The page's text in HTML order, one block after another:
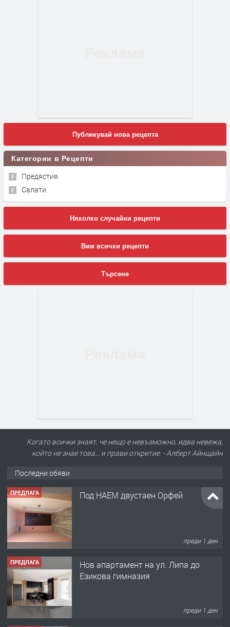
Публикувай нова рецепта
Категории в Рецепти
Предястия
Салати
Няколко случайни рецепти
Виж всички рецепти
Търсене
Когато всички знаят, че нещо е невъзможно, идва невежа,
който не знае това… и прави откритие. - Алберт Айнщайн
Последни обяви
ПРЕДЛАГА Под НАЕМ двустаен Орфей
преди 1 ден
ПРЕДЛАГА
Нов апартамент на ул. Липа до
Езикова гимназия
преди 1 ден